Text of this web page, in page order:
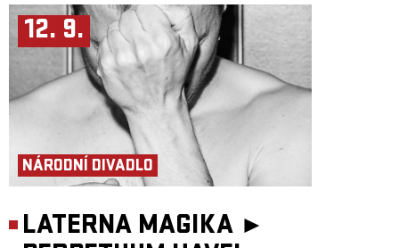
12. 9.
NÁRODNÍ DIVADLO
LATERNA MAGIKA ►